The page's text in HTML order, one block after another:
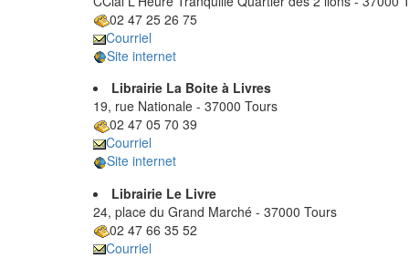
02 47 25 26 75
Courriel
Site internet
Librairie La Boite à Livres
19, rue Nationale - 37000 Tours
02 47 05 70 39
Courriel
Site internet
Librairie Le Livre
24, place du Grand Marché - 37000 Tours
02 47 66 35 52
Courriel